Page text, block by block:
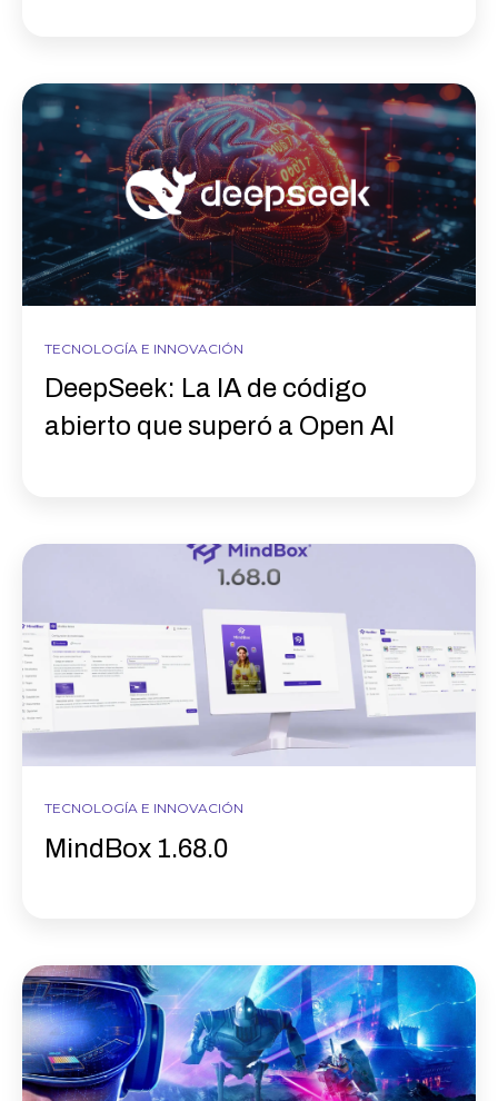
TECNOLOGÍA E INNOVACIÓN
DeepSeek: La IA de código
abierto que superó a Open AI
TECNOLOGÍA E INNOVACIÓN
MindBox 1.68.0